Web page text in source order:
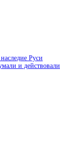
Руси
и действовали